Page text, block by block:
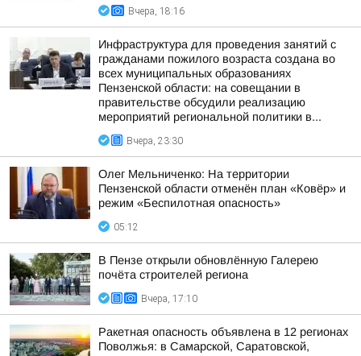
Вчера, 18:16
Инфраструктура для проведения занятий с
гражданами пожилого возраста создана во
всех муниципальных образованиях
Пензенской области: на совещании в
правительстве обсудили реализацию
мероприятий региональной политики в...
Вчера, 23:30
Олег Мельниченко: На территории
Пензенской области отменён план «Ковёр» и
режим «Беспилотная опасность»
05:12
В Пензе открыли обновлённую Галерею
почёта строителей региона
Вчера, 17:10
Ракетная опасность объявлена в 12 регионах
Поволжья: в Самарской, Саратовской,